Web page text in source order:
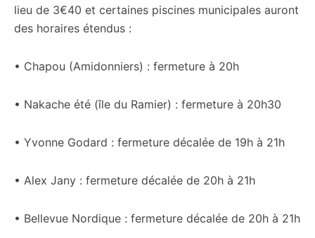
lieu de 3€40 et certaines piscines municipales auront
des horaires étendus :
• Chapou (Amidonniers) : fermeture à 20h
• Nakache été (île du Ramier) : fermeture à 20h30
• Yvonne Godard : fermeture décalée de 19h à 21h
• Alex Jany : fermeture décalée de 20h à 21h
• Bellevue Nordique : fermeture décalée de 20h à 21h